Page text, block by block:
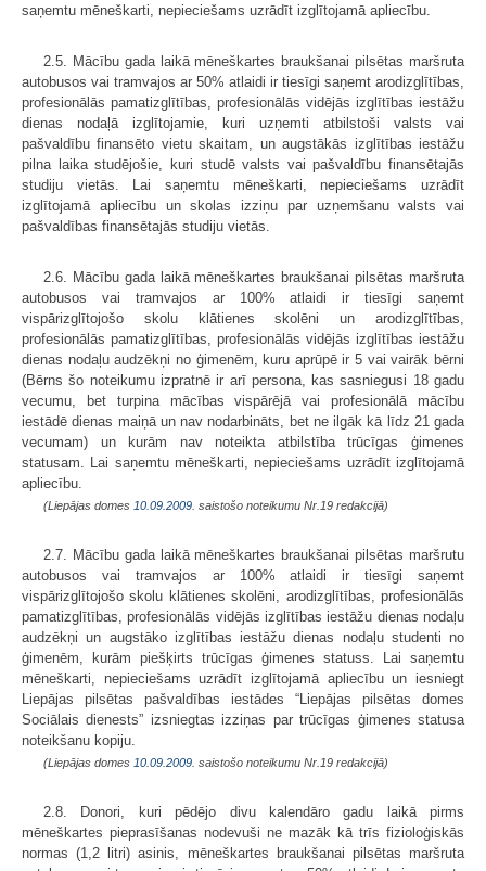
saņemtu mēneškarti, nepieciešams uzrādīt izglītojamā apliecību.
2.5. Mācību gada laikā mēneškartes braukšanai pilsētas maršruta
autobusos vai tramvajos ar 50% atlaidi ir tiesīgi saņemt arodizglītības,
profesionālās pamatizglītības, profesionālās vidējās izglītības iestāžu
dienas nodaļā izglītojamie, kuri uzņemti atbilstoši valsts vai
pašvaldību finansēto vietu skaitam, un augstākās izglītības iestāžu
pilna laika studējošie, kuri studē valsts vai pašvaldību finansētajās
studiju vietās. Lai saņemtu mēneškarti, nepieciešams uzrādīt
izglītojamā apliecību un skolas izziņu par uzņemšanu valsts vai
pašvaldības finansētajās studiju vietās.
2.6. Mācību gada laikā mēneškartes braukšanai pilsētas maršruta
autobusos vai tramvajos ar 100% atlaidi ir tiesīgi saņemt
vispārizglītojošo skolu klātienes skolēni un arodizglītības,
profesionālās pamatizglītības, profesionālās vidējās izglītības iestāžu
dienas nodaļu audzēkņi no ģimenēm, kuru aprūpē ir 5 vai vairāk bērni
(Bērns šo noteikumu izpratnē ir arī persona, kas sasniegusi 18 gadu
vecumu, bet turpina mācības vispārējā vai profesionālā mācību
iestādē dienas maiņā un nav nodarbināts, bet ne ilgāk kā līdz 21 gada
vecumam) un kurām nav noteikta atbilstība trūcīgas ģimenes
statusam. Lai saņemtu mēneškarti, nepieciešams uzrādīt izglītojamā
apliecību.
(Liepājas domes 10.09.2009. saistošo noteikumu Nr.19 redakcijā)
2.7. Mācību gada laikā mēneškartes braukšanai pilsētas maršrutu
autobusos vai tramvajos ar 100% atlaidi ir tiesīgi saņemt
vispārizglītojošo skolu klātienes skolēni, arodizglītības, profesionālās
pamatizglītības, profesionālās vidējās izglītības iestāžu dienas nodaļu
audzēkņi un augstāko izglītības iestāžu dienas nodaļu studenti no
ģimenēm, kurām piešķirts trūcīgas ģimenes statuss. Lai saņemtu
mēneškarti, nepieciešams uzrādīt izglītojamā apliecību un iesniegt
Liepājas pilsētas pašvaldības iestādes “Liepājas pilsētas domes
Sociālais dienests” izsniegtas izziņas par trūcīgas ģimenes statusa
noteikšanu kopiju.
(Liepājas domes 10.09.2009. saistošo noteikumu Nr.19 redakcijā)
2.8. Donori, kuri pēdējo divu kalendāro gadu laikā pirms
mēneškartes pieprasīšanas nodevuši ne mazāk kā trīs fizioloģiskās
normas (1,2 litri) asinis, mēneškartes braukšanai pilsētas maršruta